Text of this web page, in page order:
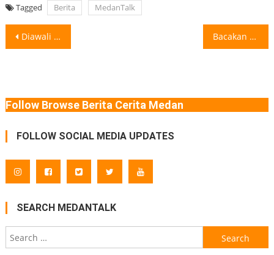
Tagged Berita MedanTalk
Post
Diawali Jabat Tangan, Pertemuan Trump-Zelensky Diakhiri Adu Mulut Pertemuan luar biasa antara Bacakan Pledoi, Mantan Sekretaris Dinkes Sumut Ngaku Tak Pernah Menerima Uang Rp700
Follow Browse Berita Cerita Medan
FOLLOW SOCIAL MEDIA UPDATES
SEARCH MEDANTALK
Search
for: